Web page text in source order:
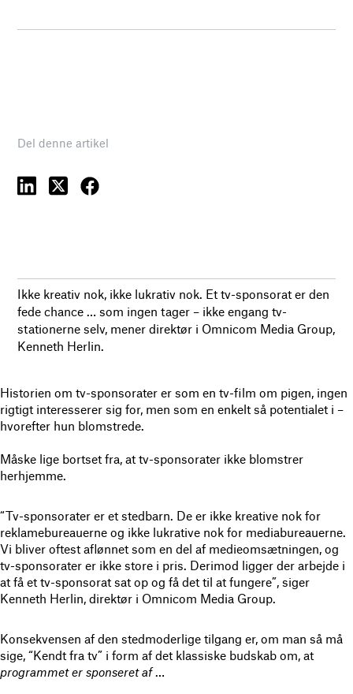
Del denne artikel
Ikke kreativ nok, ikke lukrativ nok. Et tv-sponsorat er den
fede chance … som ingen tager – ikke engang tv-
stationerne selv, mener direktør i Omnicom Media Group,
Kenneth Herlin.
Historien om tv-sponsorater er som en tv-film om pigen, ingen
rigtigt interesserer sig for, men som en enkelt så potentialet i –
hvorefter hun blomstrede.
Måske lige bortset fra, at tv-sponsorater ikke blomstrer
herhjemme.
“Tv-sponsorater er et stedbarn. De er ikke kreative nok for
reklamebureauerne og ikke lukrative nok for mediabureauerne.
Vi bliver oftest aflønnet som en del af medieomsætningen, og
tv-sponsorater er ikke store i pris. Derimod ligger der arbejde i
at få et tv-sponsorat sat op og få det til at fungere”, siger
Kenneth Herlin, direktør i Omnicom Media Group.
Konsekvensen af den stedmoderlige tilgang er, om man så må
sige, “Kendt fra tv” i form af det klassiske budskab om, at
programmet er sponseret af…